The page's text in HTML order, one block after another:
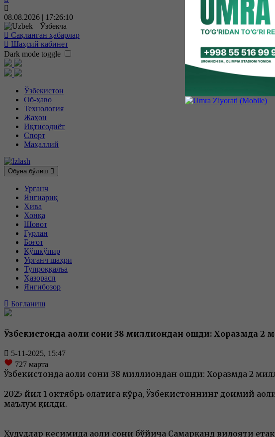
08.08.2026 | 17:26:11
Ўзбекча
Сақланган ҳабарлар
Шаҳсий кабинет
Dark mode toggle
Ўзбекистон
Об-ҳаво
Технология
Жаҳон
Иқтисодиёт
Спорт
Маҳаллий
Обуна бўлиш
Урганч
Янгиариқ
Хива
Хонқа
Шовот
Гурлан
Боғот
Қўшкўпир
Урганч шаҳри
Тупроққалъа
Ҳазорасп
Янгибозор
Боғланиш
Ўзбекистонда аҳоли сони 38 миллиондан ошди: Хоразмда
5-11-2025, 15:47
727 марта
Ўзбекистонда аҳоли сони 38 миллиондан ошди: Хоразмда 2
2025 йил 1 октябрь ҳолатига кўра, Ўзбекистоннинг доимий
маълум қилди.
Ҳудудлар кесимида аҳоли сони бўйича Самарқанд вилояти